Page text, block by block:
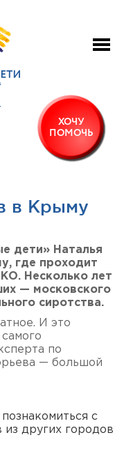
ХОЧУ
ПОМОЧЬ
в Крыму
дети» Наталья
где проходит
Несколько лет
— московского
сиротства.
И это
по
— большой
с
других городов